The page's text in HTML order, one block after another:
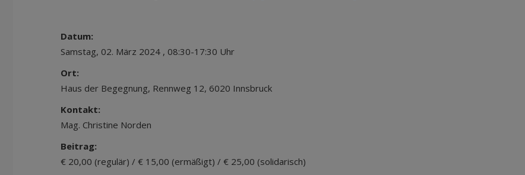
Datum:
Samstag, 02. März 2024 , 08:30-17:30 Uhr
Ort:
Haus der Begegnung, Rennweg 12, 6020 Innsbruck
Kontakt:
Mag. Christine Norden
Beitrag:
€ 20,00 (regulär) / € 15,00 (ermäßigt) / € 25,00 (solidarisch)